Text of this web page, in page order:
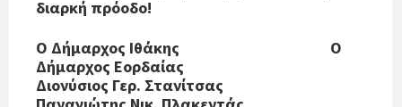
διαρκή πρόοδο!
Ο Δήμαρχος Ιθάκης Ο
Δήμαρχος Εορδαίας
Διονύσιος Γερ. Στανίτσας